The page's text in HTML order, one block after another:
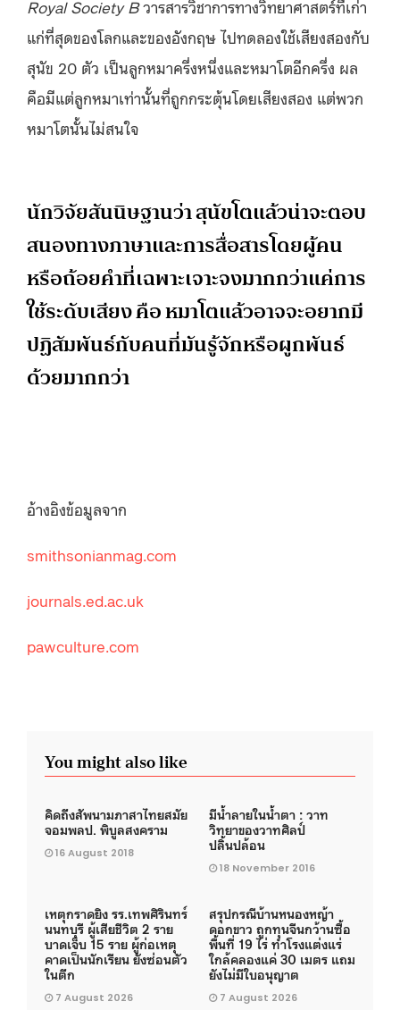
Royal Society Bวารสารวิชาการทางวิทยาศาสตร์ที่เก่า
แก่ที่สุดของโลกและของอังกฤษ ไปทดลองใช้เสียงสองกับ
สุนัข 20 ตัว เป็นลูกหมาครึ่งหนึ่งและหมาโตอีกครึ่ง ผล
คือมีแต่ลูกหมาเท่านั้นที่ถูกกระตุ้นโดยเสียงสอง แต่พวก
หมาโตนั้นไม่สนใจ
นักวิจัยสันนิษฐานว่า สุนัขโตแล้วน่าจะตอบ
สนองทางภาษาและการสื่อสารโดยผู้คน
หรือถ้อยคำที่เฉพาะเจาะจงมากกว่าแค่การ
ใช้ระดับเสียง คือ หมาโตแล้วอาจจะอยากมี
ปฏิสัมพันธ์กับคนที่มันรู้จักหรือผูกพันธ์
ด้วยมากกว่า
อ้างอิงข้อมูลจาก
smithsonianmag.com
journals.ed.ac.uk
pawculture.com
You might also like
คิดถึงสัพนามภาสาไทยสมัย
จอมพลป. พิบูลสงคราม
16 August 2018
มีน้ำลายในน้ำตา : วาท
วิทยาของวาทศิลป์
ปลิ้นปล้อน
18 November 2016
เหตุกราดยิง รร.เทพศิรินทร์
นนทบุรี ผู้เสียชีวิต 2 ราย
บาดเจ็บ 15 ราย ผู้ก่อเหตุ
คาดเป็นนักเรียน ยังซ่อนตัว
ในตึก
7 August 2026
สรุปกรณีบ้านหนองหญ้า
ดอกขาว ถูกทุนจีนกว้านซื้อ
พื้นที่ 19 ไร่ ทำโรงแต่งแร่
ใกล้คลองแค่ 30 เมตร แถม
ยังไม่มีใบอนุญาต
7 August 2026